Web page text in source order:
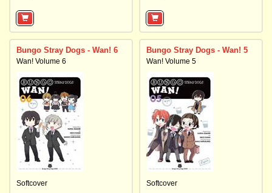
Bungo Stray Dogs - Wan! 6
Wan! Volume 6
Softcover
Bungo Stray Dogs - Wan! 5
Wan! Volume 5
Softcover